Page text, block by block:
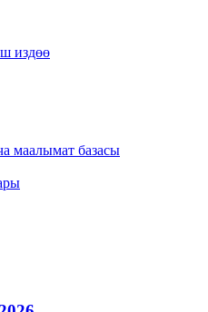
издөө
маалымат базасы